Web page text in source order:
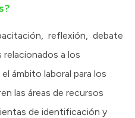
reflexión, debate
a los
ámbito laboral para los
las áreas de recursos
de identificación y